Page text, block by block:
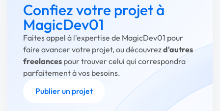
Confiez votre projet à
MagicDev01
Faites appel à l'expertise de MagicDev01 pour
faire avancer votre projet, ou découvrezd'autres
freelances pour trouver celui qui correspondra
parfaitement à vos besoins.
Publier un projet